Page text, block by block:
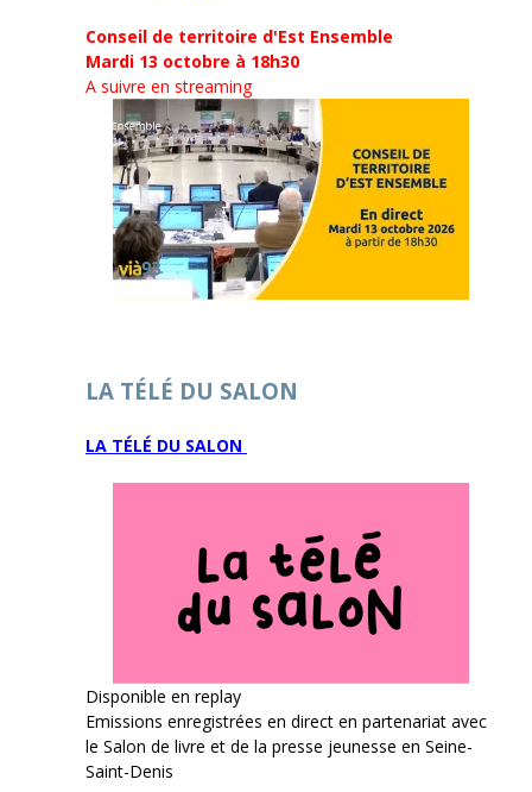
Conseil de territoire d'Est Ensemble
Mardi 13 octobre à 18h30
A suivre en streaming
LA TÉLÉ DU SALON
LA TÉLÉ DU SALON
Disponible en replay
Emissions enregistrées en direct en partenariat avec
le Salon de livre et de la presse jeunesse en Seine-
Saint-Denis